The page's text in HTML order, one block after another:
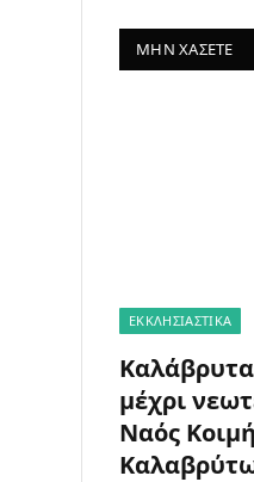
ΜΗΝ ΧΆΣΕΤΕ
ΕΚΚΛΗΣΙΑΣΤΙΚΑ
μέχρι
Ναός